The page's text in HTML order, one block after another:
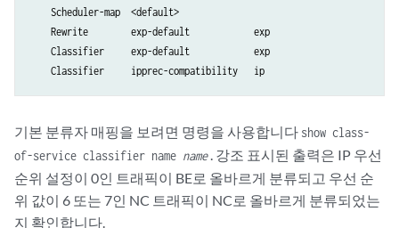
Scheduler-map  <default>
Rewrite        exp-default            exp
Classifier     exp-default            exp
기본 분류자 매핑을 보려면 명령을 사용합니다 show class-
of-service classifier name name. 강조 표시된 출력은 IP 우선
순위 설정이 0인 트래픽이 BE로 올바르게 분류되고 우선 순
위 값이 6 또는 7인 NC 트래픽이 NC로 올바르게 분류되었는
지 확인합니다.